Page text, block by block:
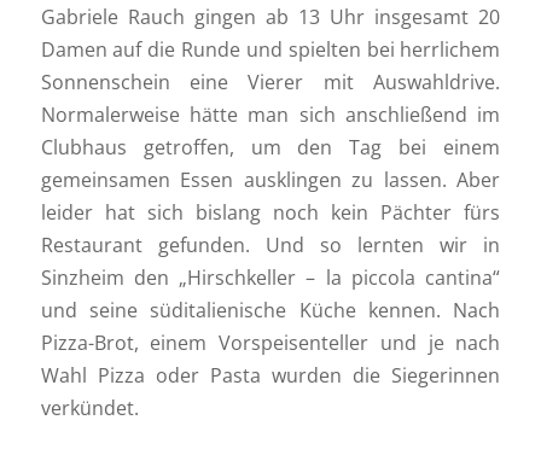
Gabriele Rauch gingen ab 13 Uhr insgesamt 20
Damen auf die Runde und spielten bei herrlichem
Sonnenschein eine Vierer mit Auswahldrive.
Normalerweise hätte man sich anschließend im
Clubhaus getroffen, um den Tag bei einem
gemeinsamen Essen ausklingen zu lassen. Aber
leider hat sich bislang noch kein Pächter fürs
Restaurant gefunden. Und so lernten wir in
Sinzheim den „Hirschkeller – la piccola cantina“
und seine süditalienische Küche kennen. Nach
Pizza-Brot, einem Vorspeisenteller und je nach
Wahl Pizza oder Pasta wurden die Siegerinnen
verkündet.